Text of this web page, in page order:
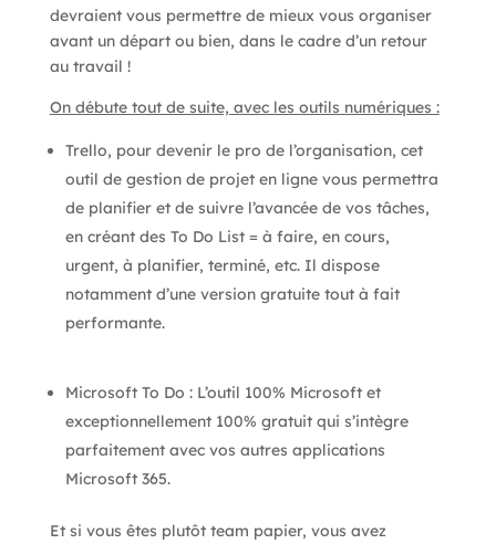
devraient vous permettre de mieux vous organiser
avant un départ ou bien, dans le cadre d’un retour
au travail !
On débute tout de suite, avec les outils numériques :
Trello, pour devenir le pro de l’organisation, cet
outil de gestion de projet en ligne vous permettra
de planifier et de suivre l’avancée de vos tâches,
en créant des To Do List = à faire, en cours,
urgent, à planifier, terminé, etc. Il dispose
notamment d’une version gratuite tout à fait
performante.
Microsoft To Do : L’outil 100% Microsoft et
exceptionnellement 100% gratuit qui s’intègre
parfaitement avec vos autres applications
Microsoft 365.
Et si vous êtes plutôt team papier, vous avez